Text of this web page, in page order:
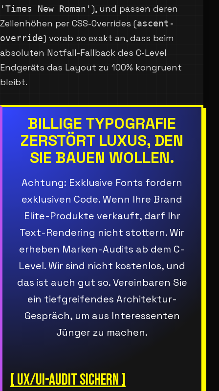
'Times New Roman'), und passen deren
Zeilenhöhen per CSS-Overrides (ascent-
override) vorab so exakt an, dass beim
absoluten Notfall-Fallback des C-Level
Endgeräts das Layout zu 100% kongruent
bleibt.
BILLIGE TYPOGRAFIE
ZERSTÖRT LUXUS, DEN
SIE BAUEN WOLLEN.
Achtung: Exklusive Fonts fordern
exklusiven Code. Wenn Ihre Brand
Elite-Produkte verkauft, darf Ihr
Text-Rendering nicht stottern. Wir
erheben Marken-Audits ab dem C-
Level. Wir sind nicht kostenlos, und
das ist auch gut so. Vereinbaren Sie
ein tiefgreifendes Architektur-
Gespräch, um aus Interessenten
Jünger zu machen.
[ UX/UI-AUDIT SICHERN ]